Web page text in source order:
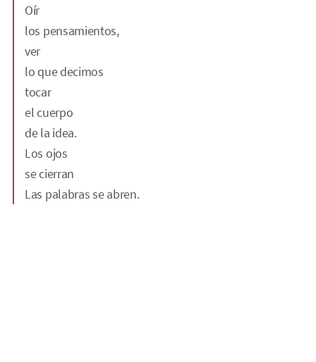
Oír
los pensamientos,
ver
lo que decimos
tocar
el cuerpo
de la idea.
Los ojos
se cierran
Las palabras se abren.